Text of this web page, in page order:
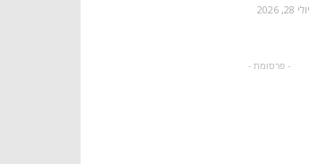
יולי 28, 2026
- פרסומת -